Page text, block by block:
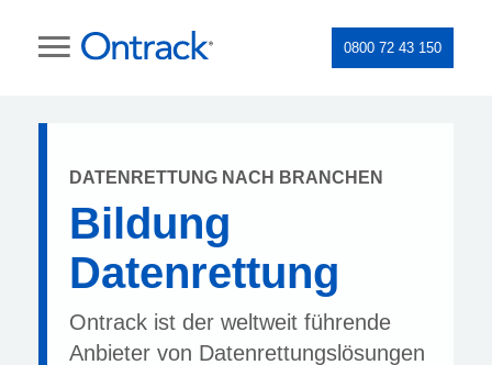
0800 72 43 150
DATENRETTUNG NACH BRANCHEN
Bildung
Datenrettung
Ontrack ist der weltweit führende
Anbieter von Datenrettungslösungen